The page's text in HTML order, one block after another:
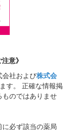
意》
会社および株式会
す。 正確な情報掲
ものではありませ
必ず該当の薬局